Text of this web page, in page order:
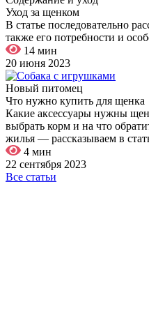
Уход за щенком
В статье последовательно
также его потребности и
14 мин
20 июня 2023
Новый питомец
Что нужно купить для щенка
Какие аксессуары нужны
выбрать корм и на что
жилья — рассказываем в
4 мин
22 сентября 2023
Все статьи